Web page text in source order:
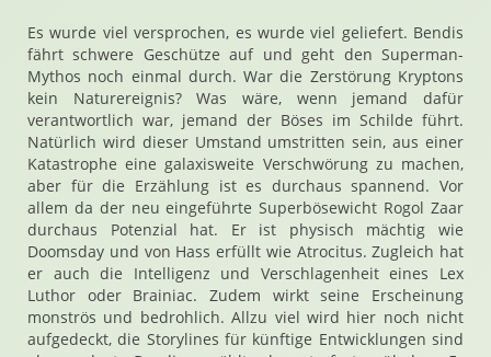
Es wurde viel versprochen, es wurde viel geliefert. Bendis
fährt schwere Geschütze auf und geht den Superman-
Mythos noch einmal durch. War die Zerstörung Kryptons
kein Naturereignis? Was wäre, wenn jemand dafür
verantwortlich war, jemand der Böses im Schilde führt.
Natürlich wird dieser Umstand umstritten sein, aus einer
Katastrophe eine galaxisweite Verschwörung zu machen,
aber für die Erzählung ist es durchaus spannend. Vor
allem da der neu eingeführte Superbösewicht Rogol Zaar
durchaus Potenzial hat. Er ist physisch mächtig wie
Doomsday und von Hass erfüllt wie Atrocitus. Zugleich hat
er auch die Intelligenz und Verschlagenheit eines Lex
Luthor oder Brainiac. Zudem wirkt seine Erscheinung
monströs und bedrohlich. Allzu viel wird hier noch nicht
aufgedeckt, die Storylines für künftige Entwicklungen sind